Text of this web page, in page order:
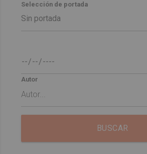
Selección de portada
Autor
BUSCAR